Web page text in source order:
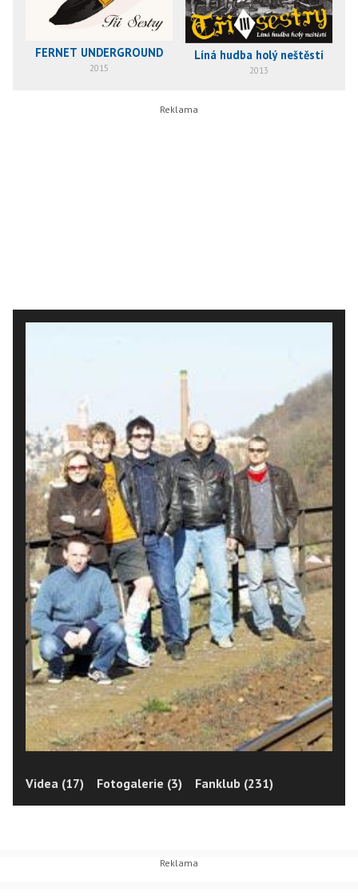
FERNET UNDERGROUND
2015
Líná hudba holý neštěstí
2013
Videa (17) Fotogalerie (3) Fanklub (231)